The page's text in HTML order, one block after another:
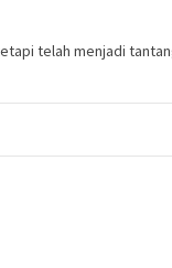
telah menjadi